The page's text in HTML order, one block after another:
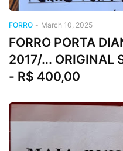
FORRO - March 10, 2025
FORRO PORTA
2017/... ORIGINAL
- R$ 400,00